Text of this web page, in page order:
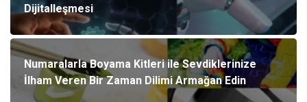
Dijitalleşmesi
Numaralarla Boyama Kitleri ile Sevdiklerinize
İlham Veren Bir Zaman Dilimi Armağan Edin